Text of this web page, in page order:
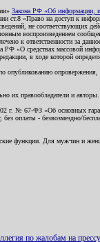
Закона РФ «Об информации,
ст.8 «Право на доступ к
не соответствующих
воспроизведением
к ответственности за
средствах массовой
в ходе которой
их правообладатели и
№ 67-ФЗ «Об основных
оплаты - безвозмездно/
функции. Для мужчин и